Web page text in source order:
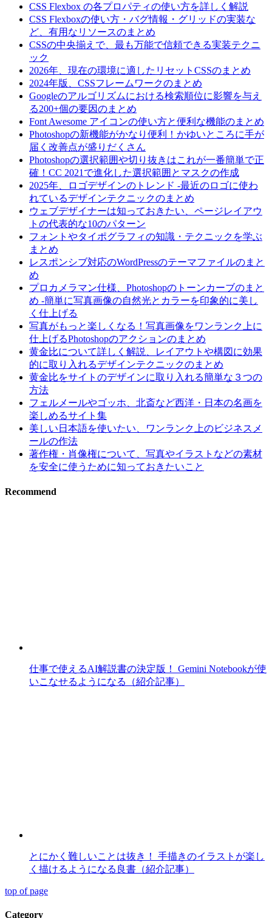
CSS Flexbox の各プロパティの使い方を詳しく解説
CSS Flexboxの使い方・バグ情報・グリッドの実装な
ど、有用なリソースのまとめ
CSSの中央揃えで、最も万能で信頼できる実装テクニ
ック
2026年、現在の環境に適したリセットCSSのまとめ
2024年版、CSSフレームワークのまとめ
Googleのアルゴリズムにおける検索順位に影響を与え
る200+個の要因のまとめ
Font Awesome アイコンの使い方と便利な機能のまとめ
Photoshopの新機能がかなり便利！かゆいところに手が
届く改善点が盛りだくさん
Photoshopの選択範囲や切り抜きはこれが一番簡単で正
確！CC 2021で進化した選択範囲とマスクの作成
2025年、ロゴデザインのトレンド -最近のロゴに使わ
れているデザインテクニックのまとめ
ウェブデザイナーは知っておきたい、ページレイアウ
トの代表的な10のパターン
フォントやタイポグラフィの知識・テクニックを学ぶ
まとめ
レスポンシブ対応のWordPressのテーマファイルのまと
め
プロカメラマン仕様、Photoshopのトーンカーブのまと
め -簡単に写真画像の自然光とカラーを印象的に美し
く仕上げる
写真がもっと楽しくなる！写真画像をワンランク上に
仕上げるPhotoshopのアクションのまとめ
黄金比について詳しく解説、レイアウトや構図に効果
的に取り入れるデザインテクニックのまとめ
黄金比をサイトのデザインに取り入れる簡単な３つの
方法
フェルメールやゴッホ、北斎など西洋・日本の名画を
楽しめるサイト集
美しい日本語を使いたい、ワンランク上のビジネスメ
ールの作法
著作権・肖像権について、写真やイラストなどの素材
を安全に使うために知っておきたいこと
Recommend
仕事で使えるAI解説書の決定版！ Gemini Notebookが使
いこなせるようになる（紹介記事）
とにかく難しいことは抜き！ 手描きのイラストが楽し
く描けるようになる良書（紹介記事）
top of page
Category